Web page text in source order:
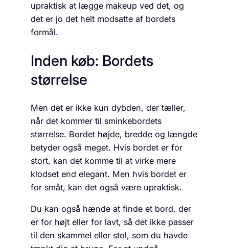
upraktisk at lægge makeup ved det, og
det er jo det helt modsatte af bordets
formål.
Inden køb: Bordets
størrelse
Men det er ikke kun dybden, der tæller,
når det kommer til sminkebordets
størrelse. Bordet højde, bredde og længde
betyder også meget. Hvis bordet er for
stort, kan det komme til at virke mere
klodset end elegant. Men hvis bordet er
for småt, kan det også være upraktisk.
Du kan også hænde at finde et bord, der
er for højt eller for lavt, så det ikke passer
til den skammel eller stol, som du havde